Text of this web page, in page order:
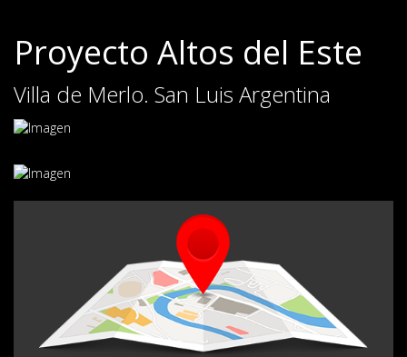
Proyecto Altos del Este
Villa de Merlo. San Luis Argentina